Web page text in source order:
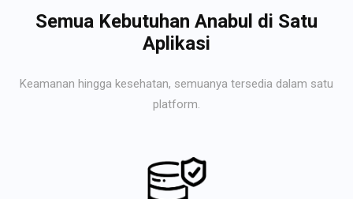
Semua Kebutuhan Anabul di Satu
Aplikasi
Keamanan hingga kesehatan, semuanya tersedia dalam satu
platform.